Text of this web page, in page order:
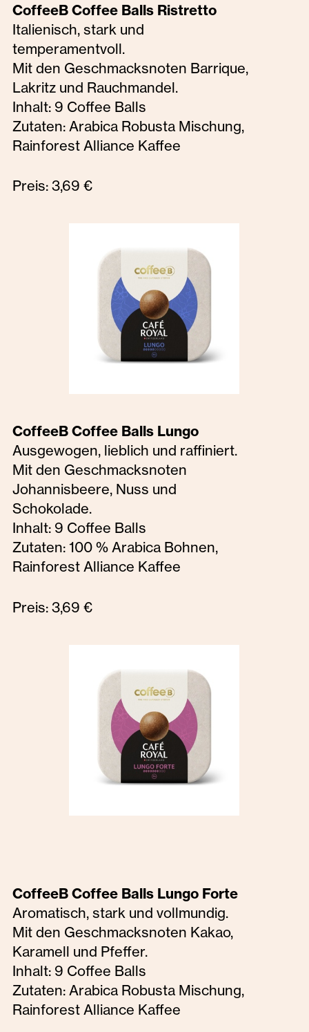
CoffeeB Coffee Balls Ristretto
Italienisch, stark und
temperamentvoll.
Mit den Geschmacksnoten Barrique,
Lakritz und Rauchmandel.
Inhalt: 9 Coffee Balls
Zutaten: Arabica Robusta Mischung,
Rainforest Alliance Kaffee
Preis: 3,69 €
CoffeeB Coffee Balls Lungo
Ausgewogen, lieblich und raffiniert.
Mit den Geschmacksnoten
Johannisbeere, Nuss und
Schokolade.
Inhalt: 9 Coffee Balls
Zutaten: 100 % Arabica Bohnen,
Rainforest Alliance Kaffee
Preis: 3,69 €
CoffeeB Coffee Balls Lungo Forte
Aromatisch, stark und vollmundig.
Mit den Geschmacksnoten Kakao,
Karamell und Pfeffer.
Inhalt: 9 Coffee Balls
Zutaten: Arabica Robusta Mischung,
Rainforest Alliance Kaffee